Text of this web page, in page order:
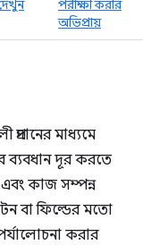
পরীক্ষা করার
অভিপ্রায়
মাধ্যমে
ব্যবধান দূর করতে
এবং কাজ সম্পন্ন
বা ফিল্ডের মতো
করার